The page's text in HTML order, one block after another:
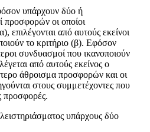
υπάρχουν δύο ή
προσφορών οι οποίοι
επιλέγονται από αυτούς εκείνοι
το κριτήριο (β). Εφόσον
συνδυασμοί που ικανοποιούν
από αυτούς εκείνος ο
άθροισμα προσφορών και οι
στους συμμετέχοντες που
προσφορές.
υπάρχους δύο